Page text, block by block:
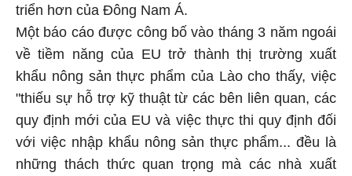
triển hơn của Đông Nam Á.
Một báo cáo được công bố vào tháng 3 năm ngoái
về tiềm năng của EU trở thành thị trường xuất
khẩu nông sản thực phẩm của Lào cho thấy, việc
"thiếu sự hỗ trợ kỹ thuật từ các bên liên quan, các
quy định mới của EU và việc thực thi quy định đối
với việc nhập khẩu nông sản thực phẩm... đều là
những thách thức quan trọng mà các nhà xuất